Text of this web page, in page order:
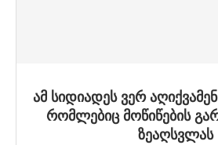
ამ სიდიადეს ვერ
რომლებიც მოწიწების
ზეაღსვლას